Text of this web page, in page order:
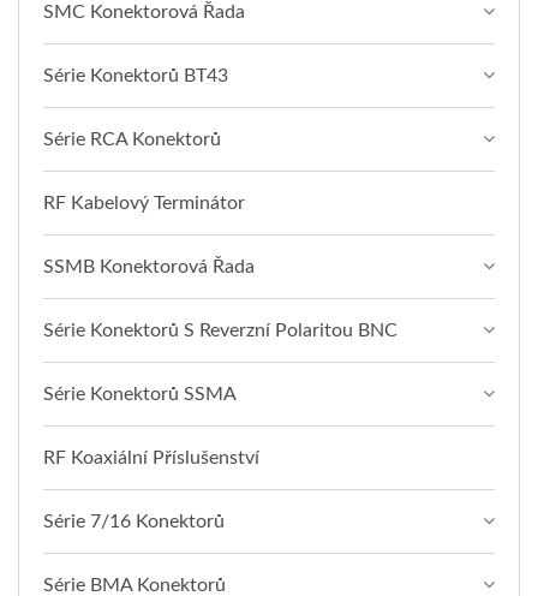
SMC Konektorová Řada
Série Konektorů BT43
Série RCA Konektorů
RF Kabelový Terminátor
SSMB Konektorová Řada
Série Konektorů S Reverzní Polaritou BNC
Série Konektorů SSMA
RF Koaxiální Příslušenství
Série 7/16 Konektorů
Série BMA Konektorů